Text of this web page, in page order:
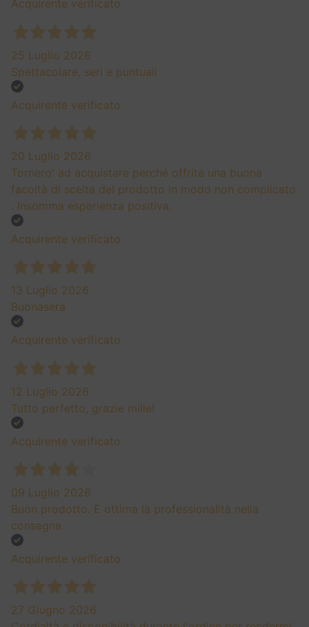
Acquirente verificato
25 Luglio 2026
Spettacolare, seri e puntuali
Acquirente verificato
20 Luglio 2026
Tornero' ad acquistare perché offrite una buona
facoltà di scelta del prodotto in modo non complicato
. Insomma esperienza positiva.
Acquirente verificato
13 Luglio 2026
Buonasera
Acquirente verificato
12 Luglio 2026
Tutto perfetto, grazie mille!
Acquirente verificato
09 Luglio 2026
Buon prodotto. E ottima la professionalità nella
consegna
Acquirente verificato
27 Giugno 2026